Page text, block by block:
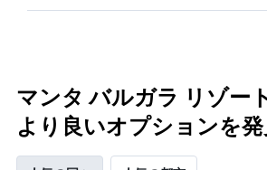
マンタ バルガラ リゾー
より良いオプションを